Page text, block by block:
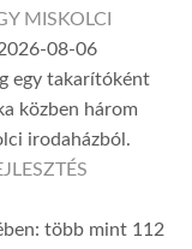
MISKOLCI
08-06
egy takarítóként
közben három
irodaházból.
több mint 112